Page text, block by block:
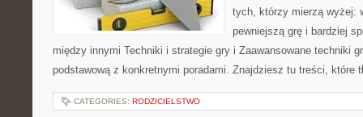
tych, którzy mierzą wyżej:
pewniejszą grę i bardziej
między innymi Techniki i strategie gry i Zaawansowane techniki
podstawową z konkretnymi poradami. Znajdziesz tu treści, które
CATEGORIES: RODZICIELSTWO